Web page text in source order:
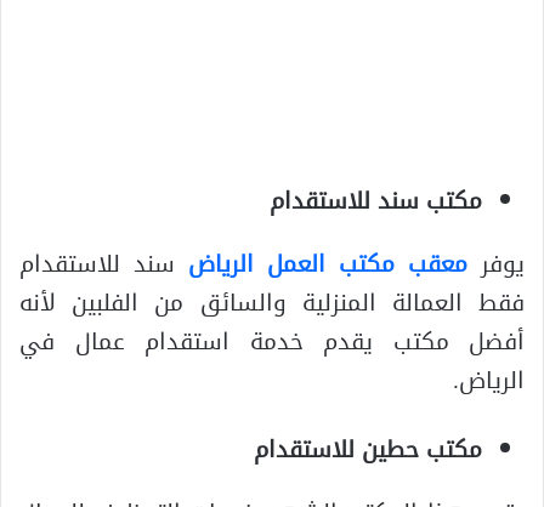
مكتب سند للاستقدام
يوفر معقب مكتب العمل الرياض سند للاستقدام
فقط العمالة المنزلية والسائق من الفلبين لأنه
أفضل مكتب يقدم خدمة استقدام عمال في
الرياض.
مكتب حطين للاستقدام